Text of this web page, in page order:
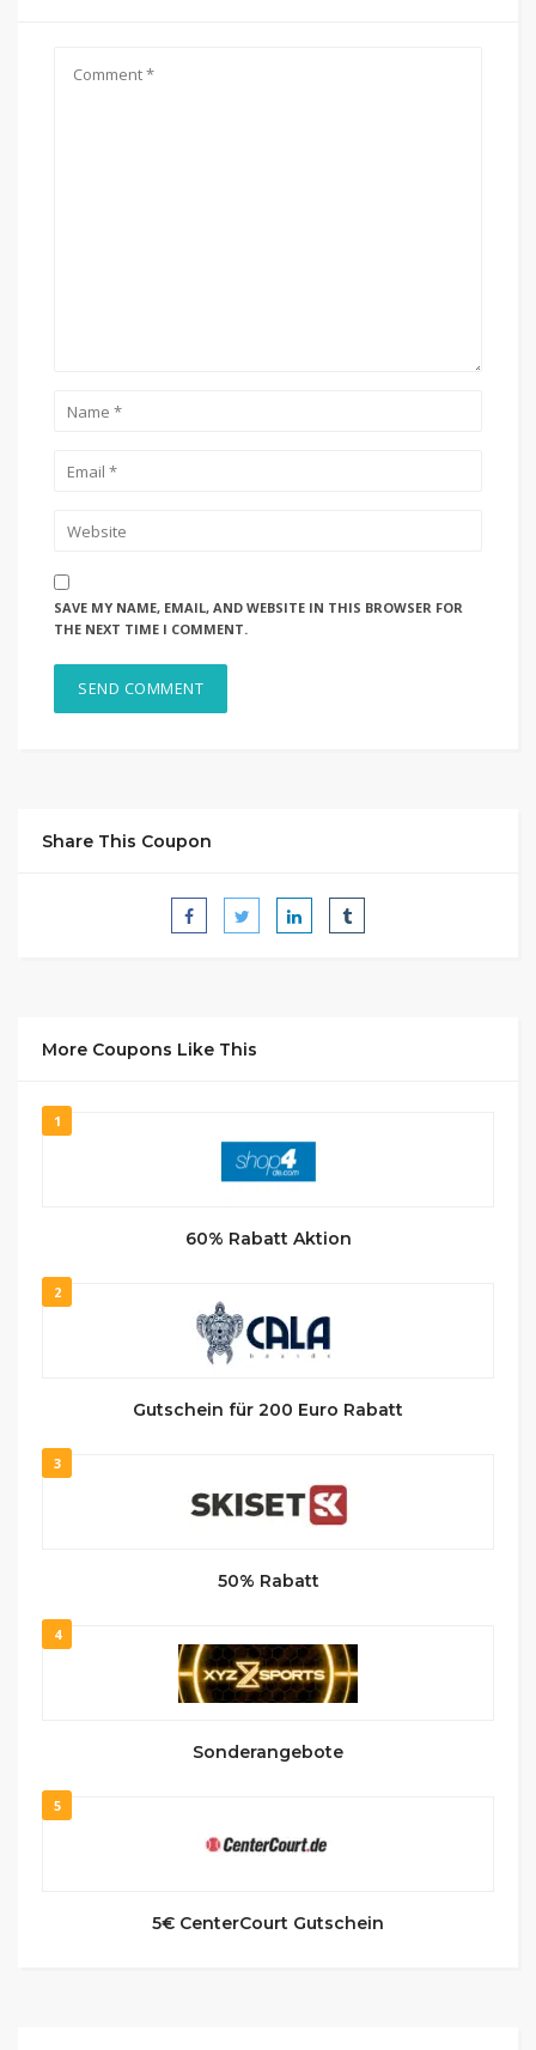
SAVE MY NAME, EMAIL, AND WEBSITE IN THIS BROWSER FOR
THE NEXT TIME I COMMENT.
Share This Coupon
More Coupons Like This
1
60% Rabatt Aktion
2
Gutschein für 200 Euro Rabatt
3
50% Rabatt
4
Sonderangebote
5
5€ CenterCourt Gutschein